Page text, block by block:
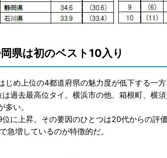
県は初のベスト10入り
め上位の4都道府県の魅力度が低下する一
過去最高位タイ。横浜市の他、箱根町、横
い。
に上昇。その要因のひとつは20代からの評
急増しているのが特徴的だ。